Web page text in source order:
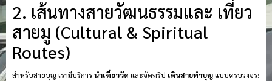
2. เส้นทางสายวัฒนธรรมและ เที่ยว
สายมู (Cultural & Spiritual
Routes)
สำหรับสายบุญ เรามีบริการนำเที่ยววัด และจัดทริป เดินสายทำบุญแบบครบวงจร: